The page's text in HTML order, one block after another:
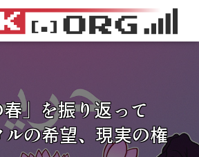
春」を振り返って
の希望、現実の権